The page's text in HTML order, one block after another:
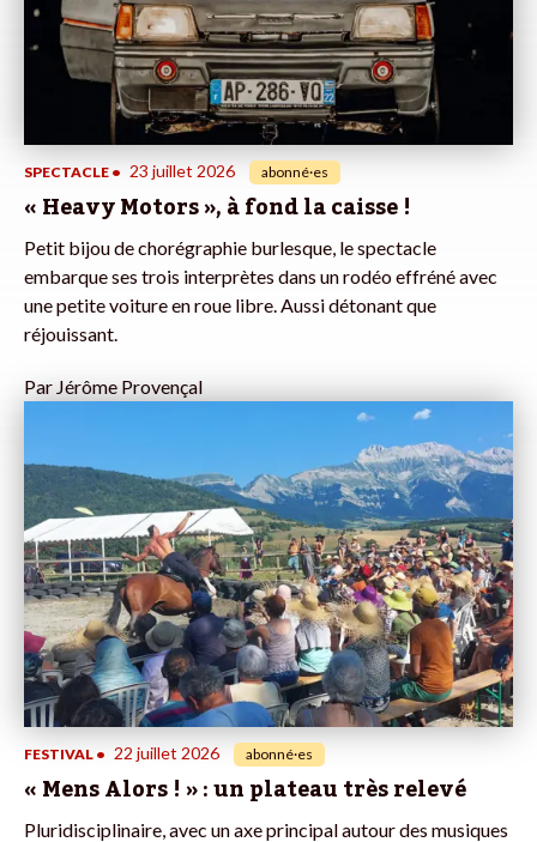
SPECTACLE • 23 juillet 2026 abonné·es
« Heavy Motors », à fond la caisse !
Petit bijou de chorégraphie burlesque, le spectacle
embarque ses trois interprètes dans un rodéo effréné avec
une petite voiture en roue libre. Aussi détonant que
réjouissant.
ParJérôme Provençal
FESTIVAL • 22 juillet 2026 abonné·es
« Mens Alors ! » : un plateau très relevé
Pluridisciplinaire, avec un axe principal autour des musiques